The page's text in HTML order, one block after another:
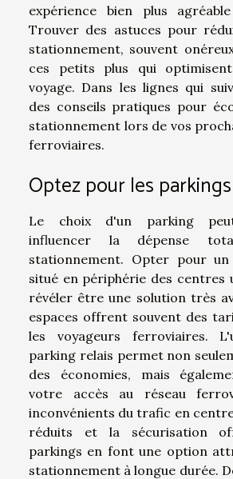
expérience bien plus
Trouver des astuces pour
stationnement, souvent
ces petits plus qui
voyage. Dans les lignes qui
des conseils pratiques pour
stationnement lors de vos
ferroviaires.
Optez pour les
Le choix d'un parking
influencer la dépense
stationnement. Opter pour
situé en périphérie des centres
révéler être une solution très
espaces offrent souvent des
les voyageurs ferroviaires.
parking relais permet non
des économies, mais
votre accès au réseau
inconvénients du trafic en
réduits et la sécurisation
parkings en font une option
stationnement à longue durée.